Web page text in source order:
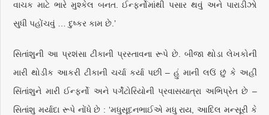
વાચક માટે ભારે મુશ્કેલ બનત. ઈન્ફર્નોમાંથી પસાર થવું અને પારાડીઝો
સુધી પહોંચવું … દુષ્કર કામ છે.’
સિતાંશુની આ પ્રશંસા ટીકાની પ્રસ્તાવના રૂપે છે. બીજા થોડા લેખકોની
મારી થોડીક આકરી ટીકાની ચર્ચા કર્યા પછી – હું માની લઉં છું કે અહીં
સિંતાંશુને મારી ઈન્ફર્નો અને પર્ગેટોરિયોની પ્રવાસયાત્રા અભિપ્રેત છે –
સિતાંશુ મર્યાદા રૂપે નોંધે છે : ‘મધુસૂદનભાઈએ મધુ રાય, આદિલ મન્સૂરી કે